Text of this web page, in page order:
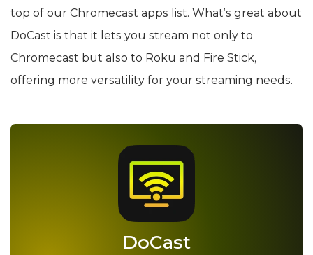
top of our Chromecast apps list. What’s great about
DoCast is that it lets you stream not only to
Chromecast but also to Roku and Fire Stick,
offering more versatility for your streaming needs.
DoCast